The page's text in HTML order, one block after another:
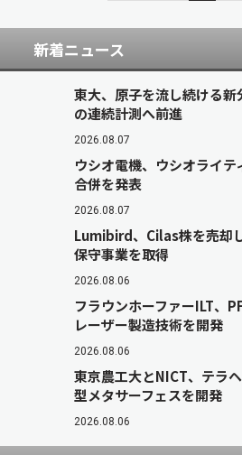
新着ニュース
東大、原子を流し続ける
の連続計測へ前進
2026.08.07
ウシオ電機、ウシオライ
合併を発表
2026.08.07
Lumibird、Cilas株を売却
保守事業を取得
2026.08.06
フラウンホーファーILT、
レーザー製造技術を開発
2026.08.06
東京農工大とNICT、テラ
型メタサーフェスを開発
2026.08.06